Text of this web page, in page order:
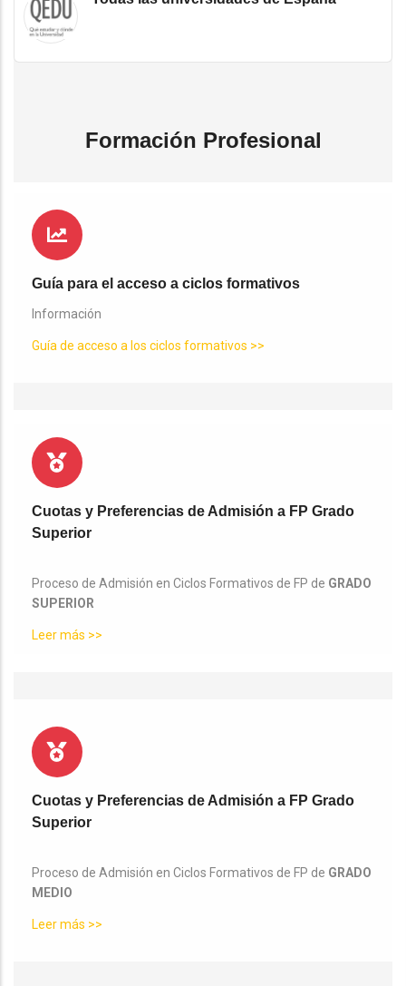
Formación Profesional
Guía para el acceso a ciclos formativos
Información
Guía de acceso a los ciclos formativos >>
Cuotas y Preferencias de Admisión a FP Grado
Superior
Proceso de Admisión en Ciclos Formativos de FP de GRADO
SUPERIOR
Leer más >>
Cuotas y Preferencias de Admisión a FP Grado
Superior
Proceso de Admisión en Ciclos Formativos de FP de GRADO
MEDIO
Leer más >>